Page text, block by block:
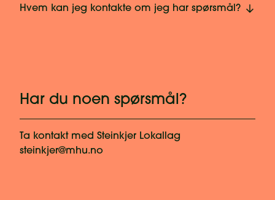
Hvem kan jeg kontakte om jeg har spørsmål?
Har du noen spørsmål?
Ta kontakt med Steinkjer Lokallag
steinkjer@mhu.no